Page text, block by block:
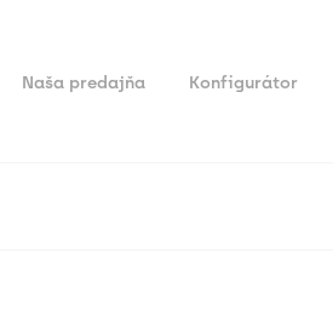
Naša predajňa Konfigurátor